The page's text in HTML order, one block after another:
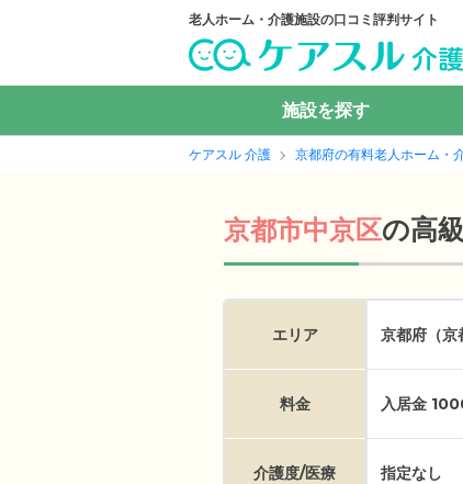
老人ホーム・介護施設の口コミ評判サイト
施設を探す
ケアスル 介護 京都府の有料老人ホーム・
京都市中京区の高
エリア 京都府（京
料金 入居金
介護度/医療 指定なし